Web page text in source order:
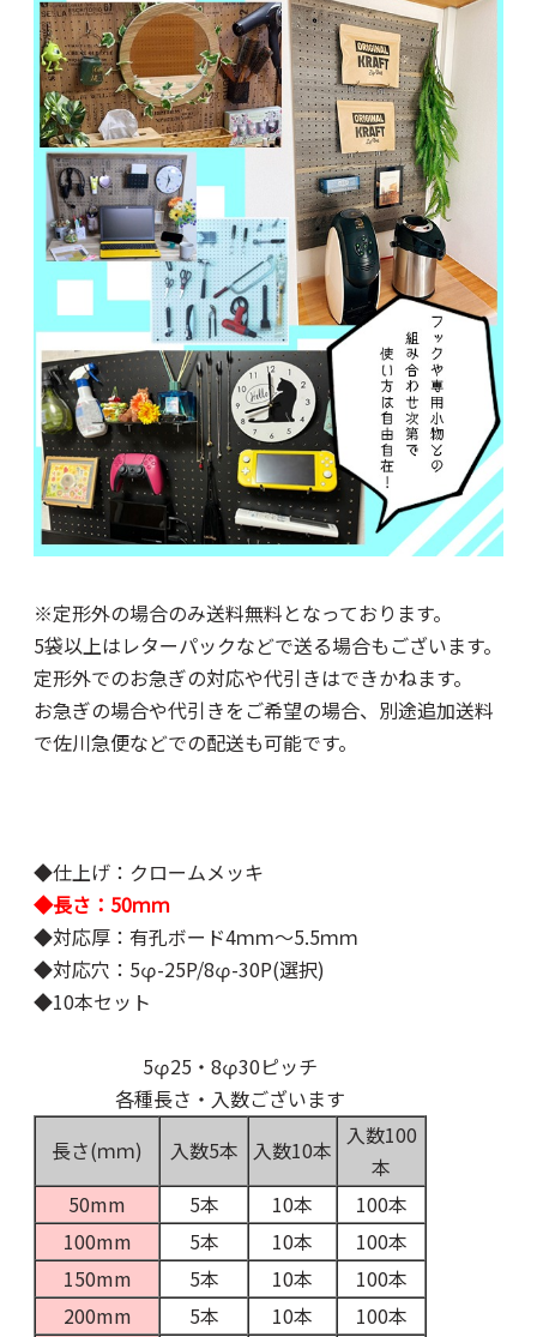
※定形外の場合のみ送料無料となっております。
5袋以上はレターパックなどで送る場合もございます。
定形外でのお急ぎの対応や代引きはできかねます。
お急ぎの場合や代引きをご希望の場合、別途追加送料
で佐川急便などでの配送も可能です。
◆仕上げ：クロームメッキ
◆長さ：50ｍｍ
◆対応厚：有孔ボード4ｍｍ～5.5ｍｍ
◆対応穴：5φ-25P/8φ-30P(選択)
◆10本セット
5φ25・8φ30ピッチ
各種長さ・入数ございます
長さ(ｍｍ)
入数5本 入数10本
入数100
本
50mm
5本 10本
100本
100mm
5本 10本
100本
150mm
5本 10本
100本
200mm
5本 10本
100本